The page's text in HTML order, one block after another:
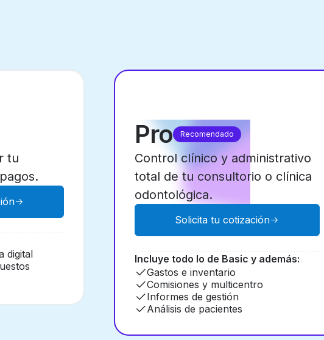
tu
digital
Pro Recomendado
Control clínico y administrativo
total de tu consultorio o clínica
odontológica.
Solicita tu cotización
Incluye todo lo de Basic y además:
Gastos e inventario
Comisiones y multicentro
Informes de gestión
Análisis de pacientes